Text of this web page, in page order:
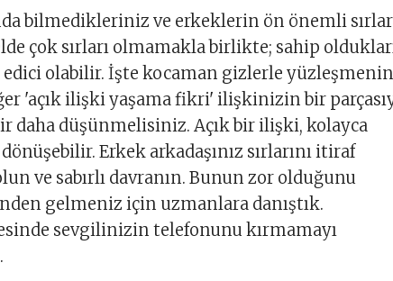
bilmedikleriniz ve erkeklerin ön önemli
çok sırları olmamakla birlikte; sahip
edici olabilir. İşte kocaman gizlerle yüzleşmenin
'açık ilişki yaşama fikri' ilişkinizin bir
daha düşünmelisiniz. Açık bir ilişki, kolayca
Erkek arkadaşınız sırlarını itiraf
ve sabırlı davranın. Bunun zor olduğunu
gelmeniz için uzmanlara danıştık.
sevgilinizin telefonunu kırmamayı